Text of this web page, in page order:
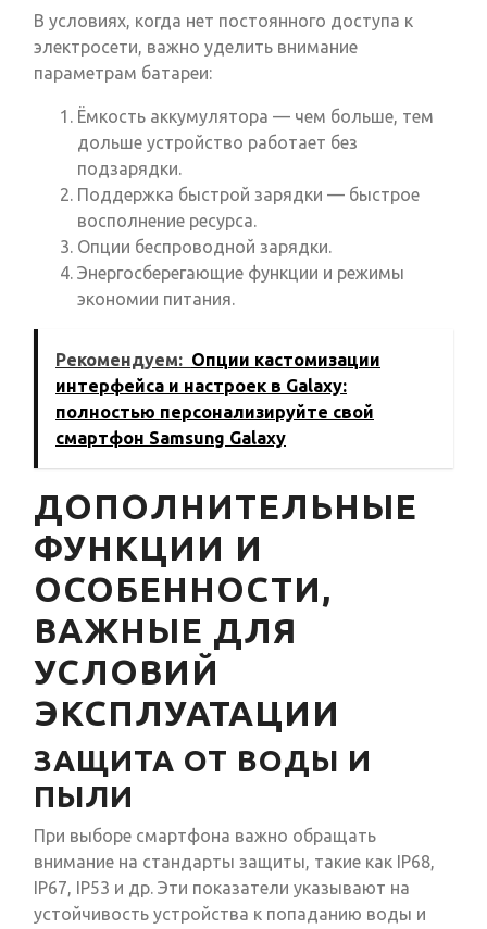
В условиях, когда нет постоянного доступа к
электросети, важно уделить внимание
параметрам батареи:
Ёмкость аккумулятора — чем больше, тем
дольше устройство работает без
подзарядки.
Поддержка быстрой зарядки — быстрое
восполнение ресурса.
Опции беспроводной зарядки.
Энергосберегающие функции и режимы
экономии питания.
Рекомендуем: Опции кастомизации
интерфейса и настроек в Galaxy:
полностью персонализируйте свой
смартфон Samsung Galaxy
ДОПОЛНИТЕЛЬНЫЕ
ФУНКЦИИ И
ОСОБЕННОСТИ,
ВАЖНЫЕ ДЛЯ
УСЛОВИЙ
ЭКСПЛУАТАЦИИ
ЗАЩИТА ОТ ВОДЫ И
ПЫЛИ
При выборе смартфона важно обращать
внимание на стандарты защиты, такие как IP68,
IP67, IP53 и др. Эти показатели указывают на
устойчивость устройства к попаданию воды и